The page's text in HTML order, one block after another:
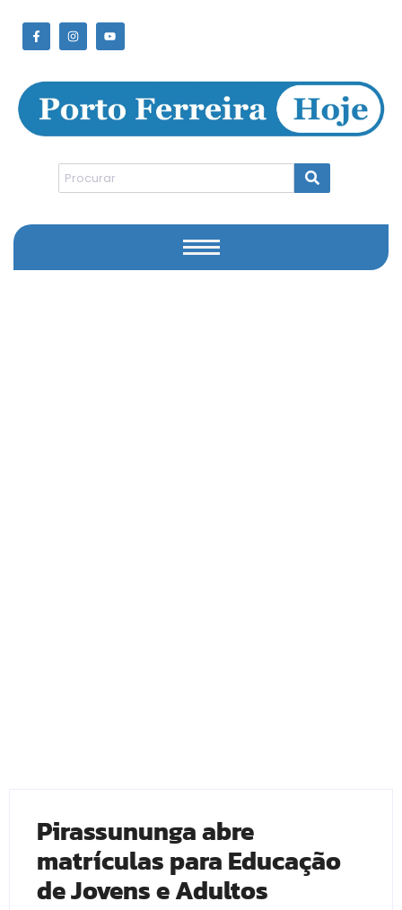
Pirassununga abre
matrículas para Educação
de Jovens e Adultos